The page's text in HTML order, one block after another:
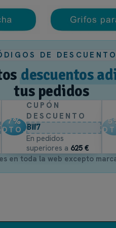
uso cómodo desde el
correderas.
con regulación en
o a izquierda.
configurador.
DE DESCUENTO
descuentos
tus pedidos
7%
DTO.
CUPÓN
DESCUENTO
BW7
En pedidos
superiores a 625 €
5
en toda la web excepto